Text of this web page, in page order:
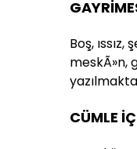
Boş,
meskÃ»n,
CÜMLE